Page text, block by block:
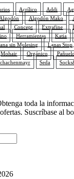
Acrílico Addi
Algodón Algodón Mako
Concept Extrafine
Herramientas Katia
sin Mulesing Lanas Stop
Mohair Orgánico Pañuelo
Seda
toda la
Suscríbase al